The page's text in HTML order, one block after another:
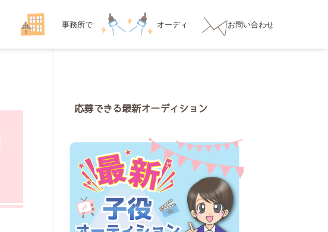
事務所で
探す
オーディ
ション対策
お問い合わせ
応募できる最新オーディション